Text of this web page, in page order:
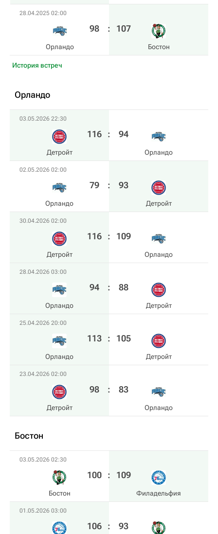
28.04.2025 02:00
Орландо
98 : 107
Бостон
История встреч
Орландо
03.05.2026 22:30
Детройт
116 : 94
Орландо
02.05.2026 02:00
Орландо
79 : 93
Детройт
30.04.2026 02:00
Детройт
116 : 109
Орландо
28.04.2026 03:00
Орландо
94 : 88
Детройт
25.04.2026 20:00
Орландо
113 : 105
Детройт
23.04.2026 02:00
Детройт
98 : 83
Орландо
Бостон
03.05.2026 02:30
Бостон
100 : 109
Филадельфия
01.05.2026 03:00
106 : 93